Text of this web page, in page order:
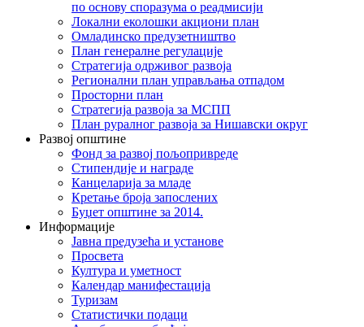
по основу споразума о реадмисији
Локални еколошки акциони план
Омладинско предузетништво
План генералне регулације
Стратегија одрживог развоја
Регионални план управљања отпадом
Просторни план
Стратегија развоја за МСПП
План руралног развоја за Нишавски округ
Развој општине
Фонд за развој пољопривреде
Стипендије и награде
Канцеларија за младе
Кретање броја запослених
Буџет општине за 2014.
Информације
Јавна предузећа и установе
Просвета
Култура и уметност
Календар манифестација
Туризам
Статистички подаци